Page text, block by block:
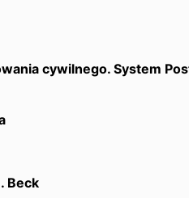
cywilnego. System
Beck